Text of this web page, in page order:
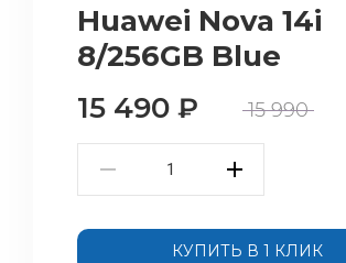
Huawei Nova 14i
8/256GB Blue
15 990
15 490 ₽
КУПИТЬ В 1 КЛИК